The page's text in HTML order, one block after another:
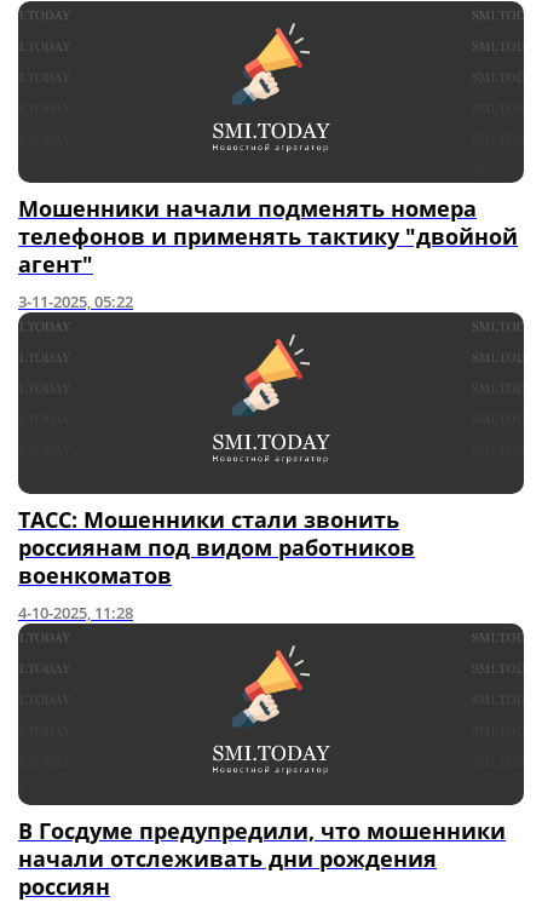
Мошенники начали подменять номера
телефонов и применять тактику "двойной
агент"
3-11-2025, 05:22
ТАСС: Мошенники стали звонить
россиянам под видом работников
военкоматов
4-10-2025, 11:28
В Госдуме предупредили, что мошенники
начали отслеживать дни рождения
россиян